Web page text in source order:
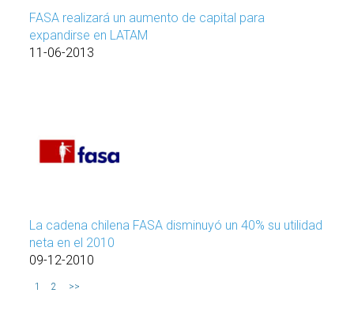
FASA realizará un aumento de capital para
expandirse en LATAM
11-06-2013
La cadena chilena FASA disminuyó un 40% su utilidad
neta en el 2010
09-12-2010
1 2 >>